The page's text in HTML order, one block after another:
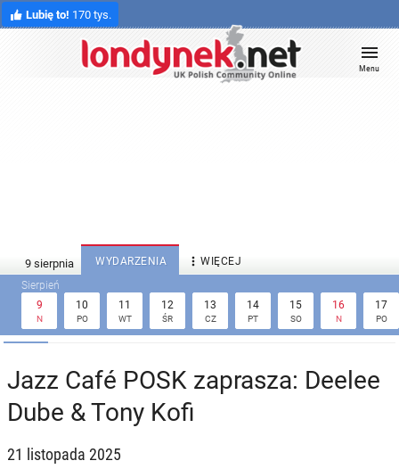
Lubię to! 170 tys.
Menu
WYDARZENIA  WIĘCEJ
9
N
10
PO
11
WT
12
ŚR
13
CZ
14
PT
15
SO
16
N
17
PO
Jazz Café POSK zaprasza: Deelee
Dube & Tony Kofi
21 listopada 2025